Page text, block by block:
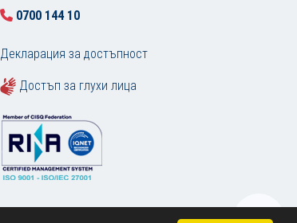
0700 144 10
Декларация за достъпност
Достъп за глухи лица